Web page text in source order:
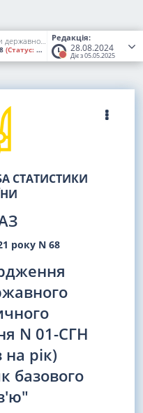
Редакція:
28.08.2024
Діє з 05.05.2025
Про затвердження форми державного статистичного спостереження N 01-СГН (один раз на рік) "Запитальник базового інтерв'ю"
(Статус:
СТАТИСТИКИ
року N 68
N 01-СГН
рік)
базового